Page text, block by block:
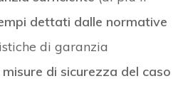
dettati dalle normative
di garanzia
misure di sicurezza del caso